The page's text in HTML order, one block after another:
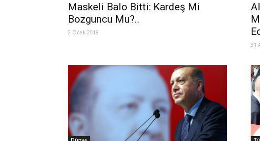
Maskeli Balo Bitti: Kardeş Mi
Bozguncu Mu?..
2 Ocak 2018
31